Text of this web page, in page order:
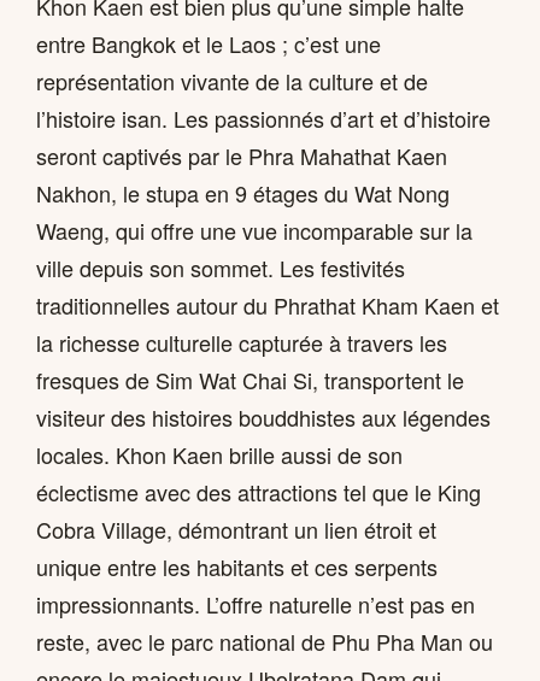
Khon Kaen est bien plus qu’une simple halte
entre Bangkok et le Laos ; c’est une
représentation vivante de la culture et de
l’histoire isan. Les passionnés d’art et d’histoire
seront captivés par le Phra Mahathat Kaen
Nakhon, le stupa en 9 étages du Wat Nong
Waeng, qui offre une vue incomparable sur la
ville depuis son sommet. Les festivités
traditionnelles autour du Phrathat Kham Kaen et
la richesse culturelle capturée à travers les
fresques de Sim Wat Chai Si, transportent le
visiteur des histoires bouddhistes aux légendes
locales. Khon Kaen brille aussi de son
éclectisme avec des attractions tel que le King
Cobra Village, démontrant un lien étroit et
unique entre les habitants et ces serpents
impressionnants. L’offre naturelle n’est pas en
reste, avec le parc national de Phu Pha Man ou